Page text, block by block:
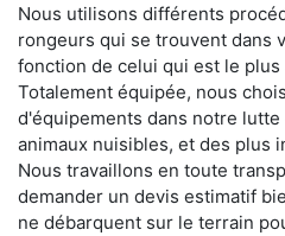
Nous utilisons différents
rongeurs qui se trouvent dans
fonction de celui qui est le
Totalement équipée, nous
d'équipements dans notre
animaux nuisibles, et des plus
Nous travaillons en toute
demander un devis estimatif
ne débarquent sur le terrain